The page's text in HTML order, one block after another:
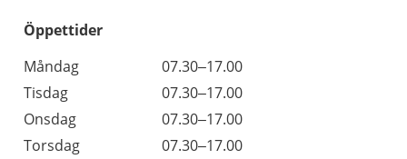
Öppettider
Dag
Öppettider
Kommentarer
Måndag
07.30–17.00
Tisdag
07.30–17.00
Onsdag
07.30–17.00
Torsdag
07.30–17.00